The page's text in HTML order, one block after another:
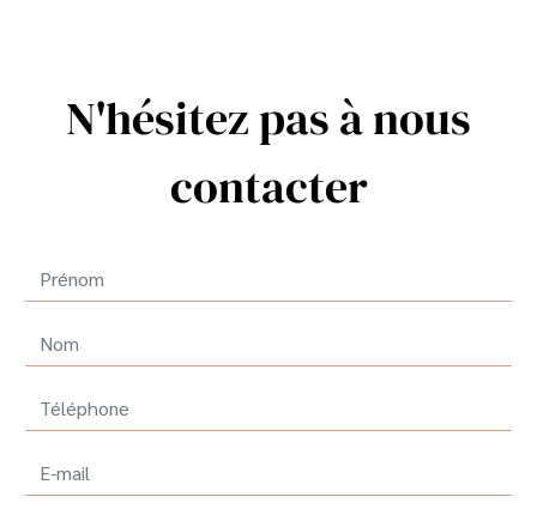
N'hésitez pas à nous
contacter